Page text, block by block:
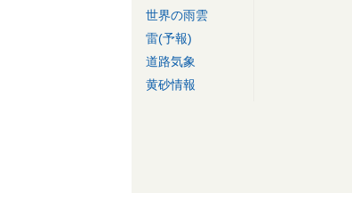
世界の雨雲
雷(予報)
道路気象
黄砂情報